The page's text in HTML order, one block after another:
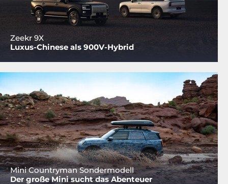
Zeekr 9X
Luxus-Chinese als 900V-Hybrid
Mini Countryman Sondermodell
Der große Mini sucht das Abenteuer